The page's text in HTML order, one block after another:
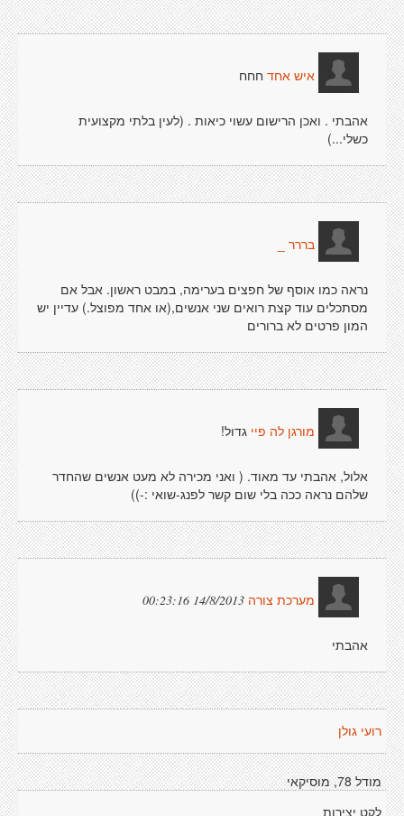
איש אחד חחח
אהבתי . ואכן הרישום עשוי כיאות . (לעין בלתי מקצועית
כשלי...)
בררר _
נראה כמו אוסף של חפצים בערימה, במבט ראשון. אבל אם
מסתכלים עוד קצת רואים שני אנשים,(או אחד מפוצל.) עדיין יש
המון פרטים לא ברורים
מורגן לה פיי גדול!
אלול, אהבתי עד מאוד. ( ואני מכירה לא מעט אנשים שהחדר
שלהם נראה ככה בלי שום קשר לפנג-שואי :-))
מערכת צורה 14/8/2013 00:23:16
אהבתי
רועי גולן
מודל 78, מוסיקאי
לקט יצירות